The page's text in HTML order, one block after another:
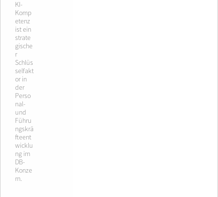
KI-
Komp
etenz
ist ein
strate
gische
r
Schlüs
selfakt
or in
der
Perso
nal-
und
Führu
ngskrä
fteent
wicklu
ng im
DB-
Konze
rn.